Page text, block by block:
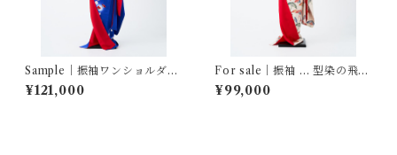
Sample｜振袖ワンショルダ
ー… 枝花文 蛍暈し
¥121,000
For sale｜振袖 … 型染の飛鶴
文様
¥99,000